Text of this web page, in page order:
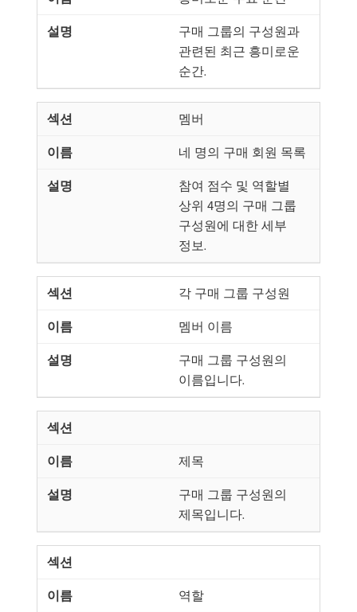
구매 그룹의 구성원과
관련된 최근 흥미로운
순간.
멤버
네 명의 구매 회원 목록
참여 점수 및 역할별
상위 4명의 구매 그룹
구성원에 대한 세부
정보.
각 구매 그룹 구성원
멤버 이름
구매 그룹 구성원의
이름입니다.
제목
구매 그룹 구성원의
제목입니다.
역할